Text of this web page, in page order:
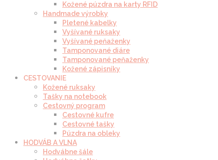
Kožené púzdra na karty RFID
Handmade výrobky
Pletené kabelky
Vyšívané ruksaky
Vyšívané peňaženky
Tamponované diáre
Tamponované peňaženky
Kožené zápisníky
CESTOVANIE
Kožené ruksaky
Tašky na notebook
Cestovný program
Cestovné kufre
Cestovné tašky
Púzdra na obleky
HODVÁB A VLNA
Hodvábne šále